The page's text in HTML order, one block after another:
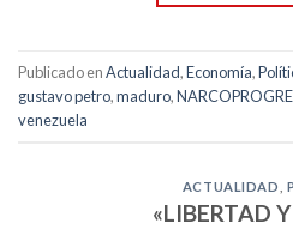
Publicado enActualidad,Economía,
gustavo petro,maduro,
venezuela
ACTUALIDAD
«LIBERTAD